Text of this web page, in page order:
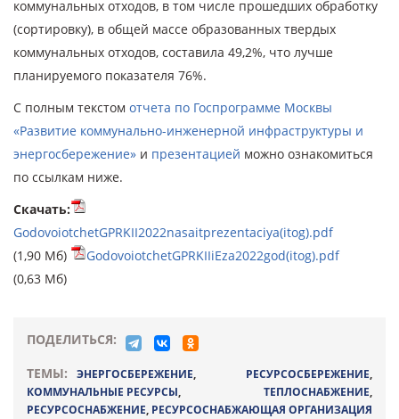
коммунальных отходов, в том числе прошедших обработку
(сортировку), в общей массе образованных твердых
коммунальных отходов, составила 49,2%, что лучше
планируемого показателя 76%.
С полным текстом отчета по Госпрограмме Москвы
«Развитие коммунально-инженерной инфраструктуры и
энергосбережение» и презентацией можно ознакомиться
по ссылкам ниже.
Скачать:
GodovoiotchetGPRKII2022nasaitprezentaciya(itog).pdf
(1,90 Мб)
GodovoiotchetGPRKIIiEza2022god(itog).pdf
(0,63 Мб)
ПОДЕЛИТЬСЯ:
ТЕМЫ:
ЭНЕРГОСБЕРЕЖЕНИЕ, РЕСУРСОСБЕРЕЖЕНИЕ,
КОММУНАЛЬНЫЕ РЕСУРСЫ, ТЕПЛОСНАБЖЕНИЕ,
РЕСУРСОСНАБЖЕНИЕ, РЕСУРСОСНАБЖАЮЩАЯ ОРГАНИЗАЦИЯ